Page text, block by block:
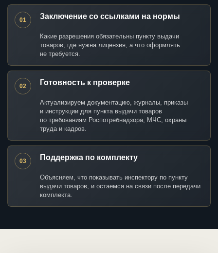
01 Заключение со ссылками на нормы
Какие разрешения обязательны пункту выдачи
товаров, где нужна лицензия, а что оформлять
не требуется.
02 Готовность к проверке
Актуализируем документацию, журналы, приказы
и инструкции для пункта выдачи товаров
по требованиям Роспотребнадзора, МЧС, охраны
труда и кадров.
03 Поддержка по комплекту
Объясняем, что показывать инспектору по пункту
выдачи товаров, и остаемся на связи после передачи
комплекта.